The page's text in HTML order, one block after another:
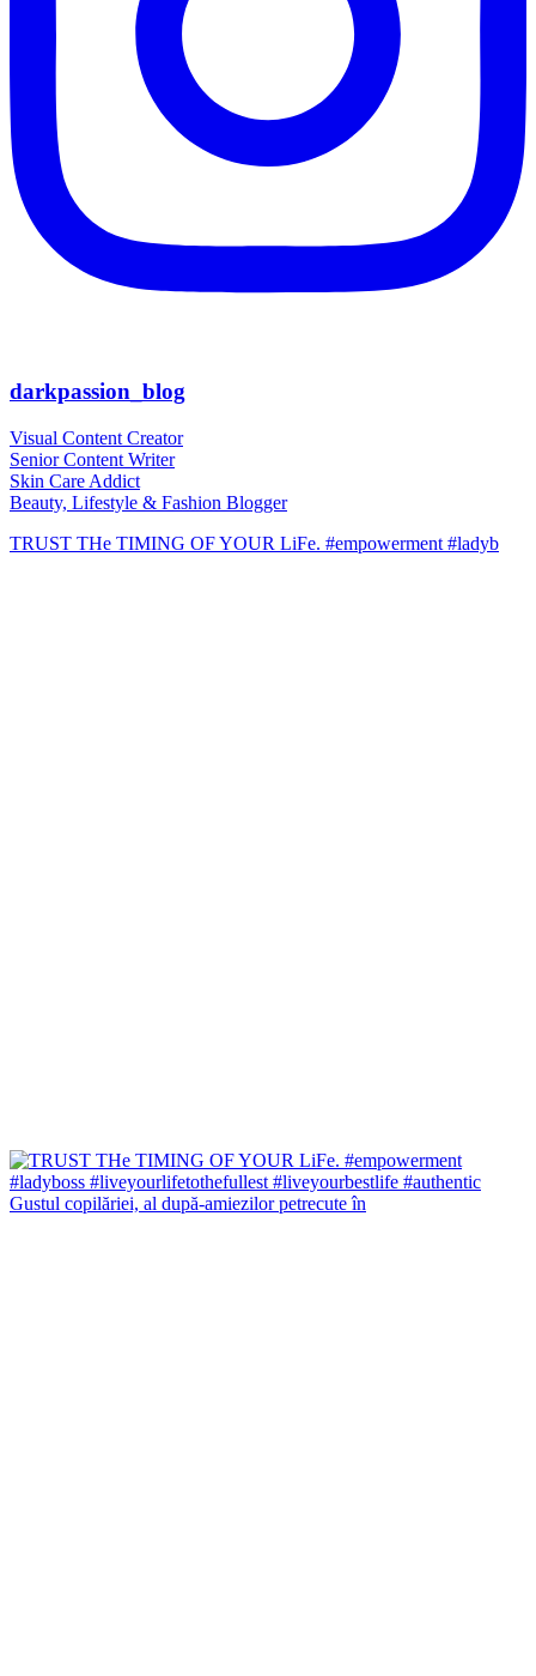
darkpassion_blog
Visual Content Creator
Senior Content Writer
Skin Care Addict
Beauty, Lifestyle & Fashion Blogger
TRUST THe TIMING OF YOUR LiFe. #empowerment #ladyb
Gustul copilăriei, al după-amiezilor petrecute în